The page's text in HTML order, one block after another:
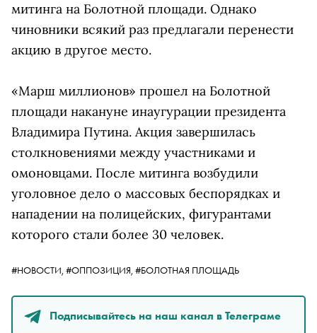
митинга на Болотной площади. Однако
чиновники всякий раз предлагали перенести
акцию в другое место.
«Марш миллионов» прошел на Болотной
площади накануне инаугурации президента
Владимира Путина. Акция завершилась
столкновениями между участниками и
омоновцами. После митинга возбудили
уголовное дело о массовых беспорядках и
нападении на полицейских, фигурантами
которого стали более 30 человек.
#НОВОСТИ, #ОППОЗИЦИЯ, #БОЛОТНАЯ ПЛОЩАДЬ
Подписывайтесь на наш канал в Телеграме